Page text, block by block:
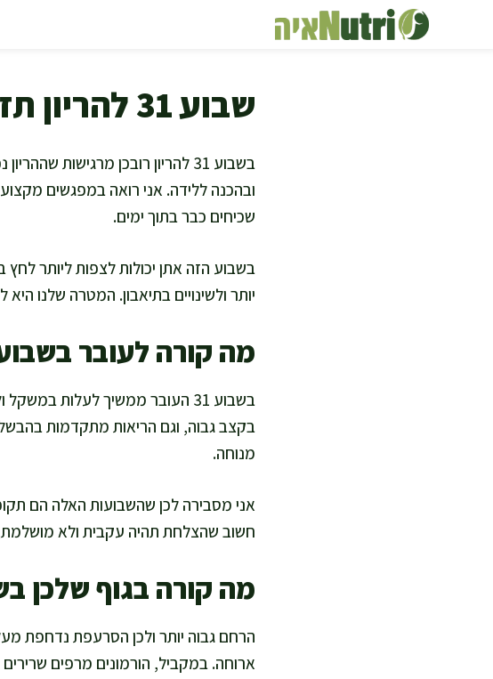
שבוע 31 להריון תזונה ותסמינים
בשבוע 31 להריון רובכן
ובהכנה ללידה. אני רואה במפגשים
שכיחים כבר בתוך ימים.
בשבוע הזה אתן יכולות לצפות ליותר
יותר ולשינויים בתיאבון. המטרה שלנו
מה קורה לעובר בשבוע
בשבוע 31 העובר ממשיך לעלות
בקצב גבוה, וגם הריאות מתקדמות
מנוחה.
אני מסבירה לכן שהשבועות האלה הם
חשוב שהצלחת תהיה עקבית ולא מושלמת,
מה קורה בגוף שלכן
הרחם גבוה יותר ולכן הסרעפת נדחפת
ארוחה. במקביל, הורמונים מרפים שרירים